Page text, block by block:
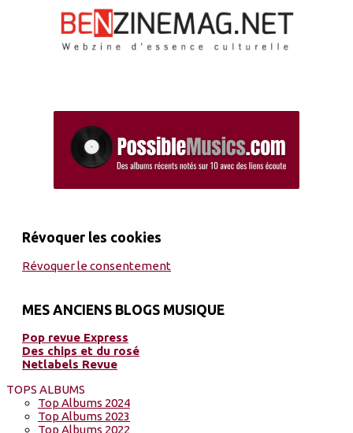
Révoquer les cookies
Révoquer le consentement
MES ANCIENS BLOGS MUSIQUE
Pop revue Express
Des chips et du rosé
Netlabels Revue
TOPS ALBUMS
Top Albums 2024
Top Albums 2023
Top Albums 2022